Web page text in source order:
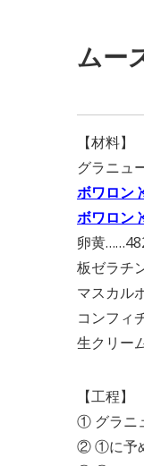
ムー
【材料】
グラニュ
ボワロン
ボワロン
卵黄
板ゼラチ
マスカル
コンフィ
生クリー
【工程】
① グラニ
② ①に予